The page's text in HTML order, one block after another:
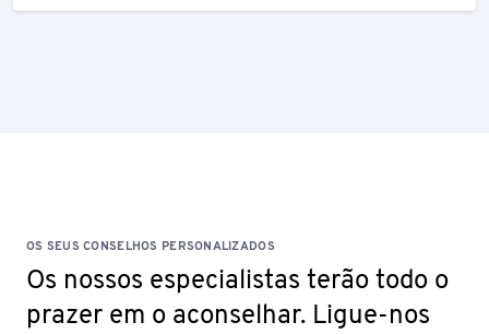
OS SEUS CONSELHOS PERSONALIZADOS
Os nossos especialistas terão todo o
prazer em o aconselhar. Ligue-nos